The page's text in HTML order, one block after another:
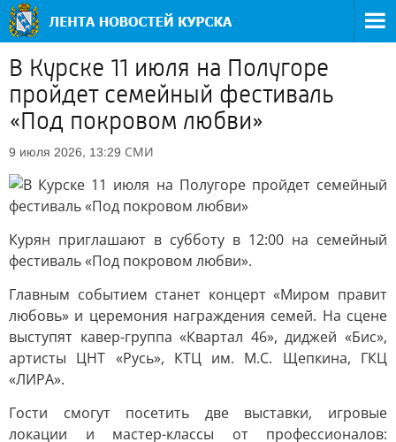
В Курске 11 июля на Полугоре
пройдет семейный фестиваль
«Под покровом любви»
9 июля 2026, 13:29 СМИ
Курян приглашают в субботу в 12:00 на семейный
фестиваль «Под покровом любви».
Главным событием станет концерт «Миром правит
любовь» и церемония награждения семей. На сцене
выступят кавер-группа «Квартал 46», диджей «Бис»,
артисты ЦНТ «Русь», КТЦ им. М.С. Щепкина, ГКЦ
«ЛИРА».
Гости смогут посетить две выставки, игровые
локации и мастер-классы от профессионалов: